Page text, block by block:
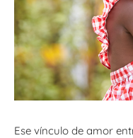
Ese vínculo de amor